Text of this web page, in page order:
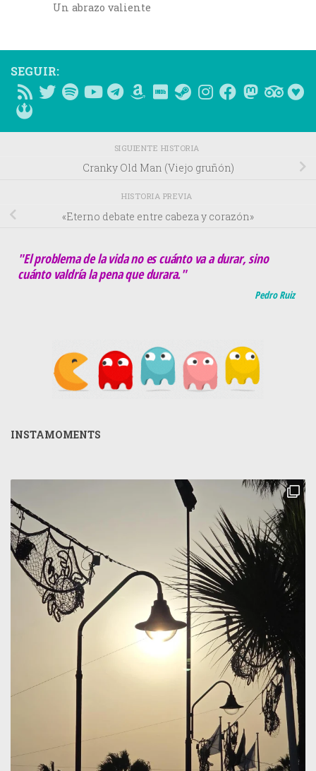
Un abrazo valiente
SEGUIR:
SIGUIENTE HISTORIA
Cranky Old Man (Viejo gruñón)
HISTORIA PREVIA
«Eterno debate entre cabeza y corazón»
"El problema de la vida no es cuánto va a durar, sino
cuánto valdría la pena que durara."
Pedro Ruiz
INSTAMOMENTS